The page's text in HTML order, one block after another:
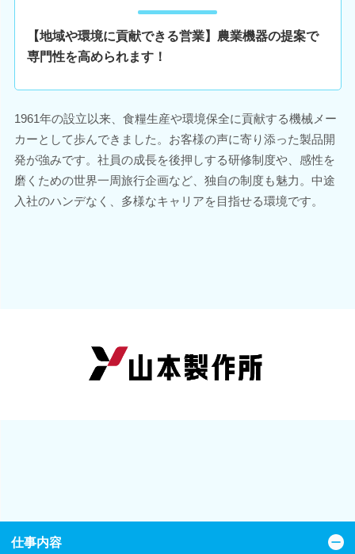
【地域や環境に貢献できる営業】農業機器の提案で
専門性を高められます！
1961年の設立以来、食糧生産や環境保全に貢献する機械メー
カーとして歩んできました。お客様の声に寄り添った製品開
発が強みです。社員の成長を後押しする研修制度や、感性を
磨くための世界一周旅行企画など、独自の制度も魅力。中途
入社のハンデなく、多様なキャリアを目指せる環境です。
仕事内容